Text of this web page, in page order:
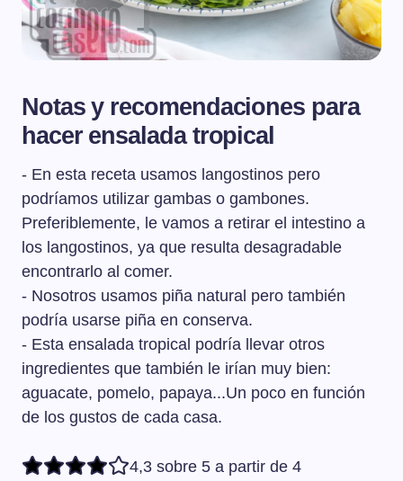
Notas y recomendaciones para
hacer ensalada tropical
- En esta receta usamos langostinos pero
podríamos utilizar gambas o gambones.
Preferiblemente, le vamos a retirar el intestino a
los langostinos, ya que resulta desagradable
encontrarlo al comer.
- Nosotros usamos piña natural pero también
podría usarse piña en conserva.
- Esta ensalada tropical podría llevar otros
ingredientes que también le irían muy bien:
aguacate, pomelo, papaya...Un poco en función
de los gustos de cada casa.
4,3 sobre 5 a partir de 4